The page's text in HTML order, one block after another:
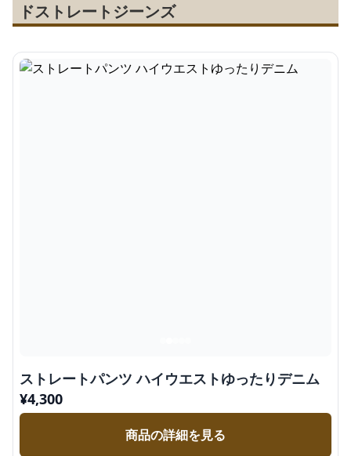
ドストレートジーンズ
ストレートパンツ ハイウエストゆったりデニム
¥4,300
商品の詳細を見る